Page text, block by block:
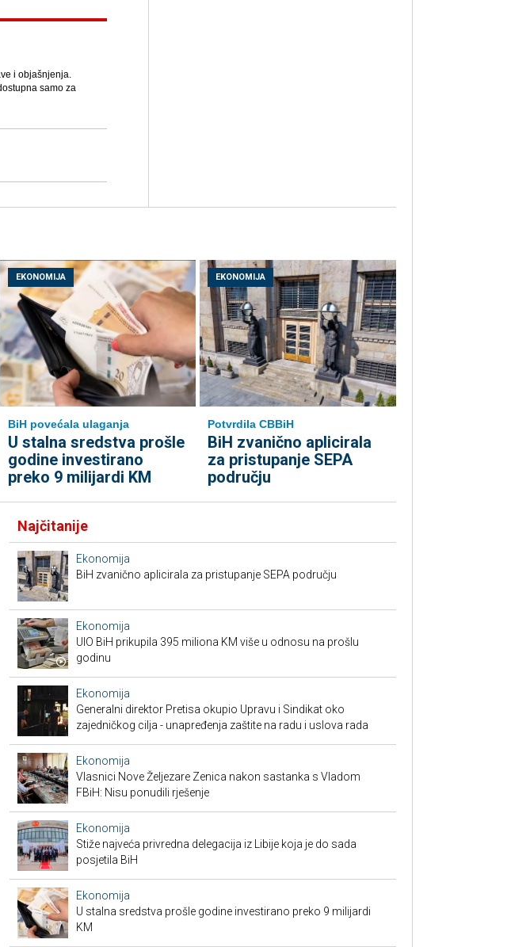
i objašnjenja.
samo za
EKONOMIJA
BiH povećala ulaganja
U stalna sredstva prošle
godine investirano
preko 9 milijardi KM
EKONOMIJA
Potvrdila CBBiH
BiH zvanično aplicirala
za pristupanje SEPA
području
Najčitanije
Ekonomija
BiH zvanično aplicirala za pristupanje SEPA području
Ekonomija
UIO BiH prikupila 395 miliona KM više u odnosu na prošlu
godinu
Ekonomija
Generalni direktor Pretisa okupio Upravu i Sindikat oko
zajedničkog cilja - unapređenja zaštite na radu i uslova rada
Ekonomija
Vlasnici Nove Željezare Zenica nakon sastanka s Vladom
FBiH: Nisu ponudili rješenje
Ekonomija
Stiže najveća privredna delegacija iz Libije koja je do sada
posjetila BiH
Ekonomija
U stalna sredstva prošle godine investirano preko 9 milijardi
KM